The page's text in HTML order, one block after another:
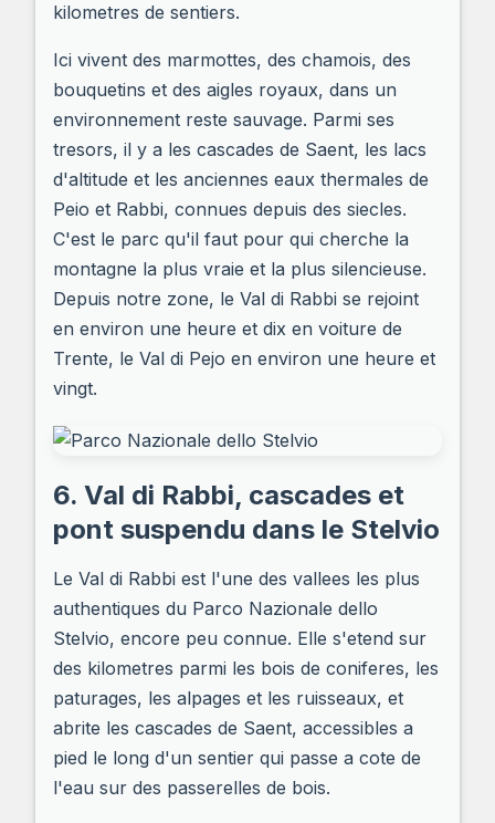
kilometres de sentiers.
Ici vivent des marmottes, des chamois, des
bouquetins et des aigles royaux, dans un
environnement reste sauvage. Parmi ses
tresors, il y a les cascades de Saent, les lacs
d'altitude et les anciennes eaux thermales de
Peio et Rabbi, connues depuis des siecles.
C'est le parc qu'il faut pour qui cherche la
montagne la plus vraie et la plus silencieuse.
Depuis notre zone, le Val di Rabbi se rejoint
en environ une heure et dix en voiture de
Trente, le Val di Pejo en environ une heure et
vingt.
6. Val di Rabbi, cascades et
pont suspendu dans le Stelvio
Le Val di Rabbi est l'une des vallees les plus
authentiques du Parco Nazionale dello
Stelvio, encore peu connue. Elle s'etend sur
des kilometres parmi les bois de coniferes, les
paturages, les alpages et les ruisseaux, et
abrite les cascades de Saent, accessibles a
pied le long d'un sentier qui passe a cote de
l'eau sur des passerelles de bois.